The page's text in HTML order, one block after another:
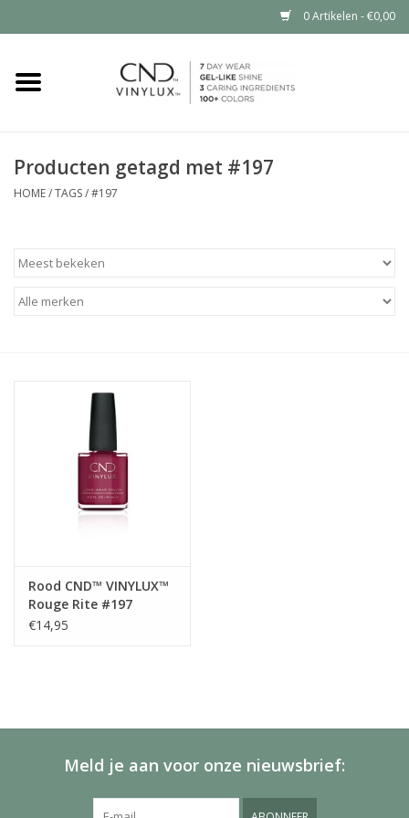
0 Artikelen - €0,00
Home
Nailart voor jou
Producten getagd met #197
HOME/TAGS/#197
Rood CND™ VINYLUX™
Rouge Rite #197
€14,95
Meld je aan voor onze nieuwsbrief: